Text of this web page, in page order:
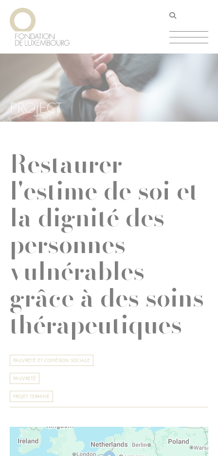
Aller
contenu
principal
PROJECT
Restaurer
l'estime de soi et
la dignité des
personnes
vulnérables
grâce à des soins
thérapeutiques
PAUVRETÉ ET COHÉSION SOCIALE
PAUVRETÉ
PROJET TERMINÉ
Panneau de gestion des cookies